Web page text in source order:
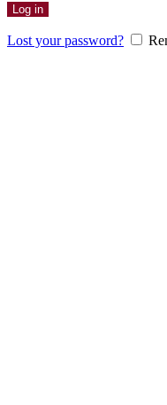
Log in
Lost your password?